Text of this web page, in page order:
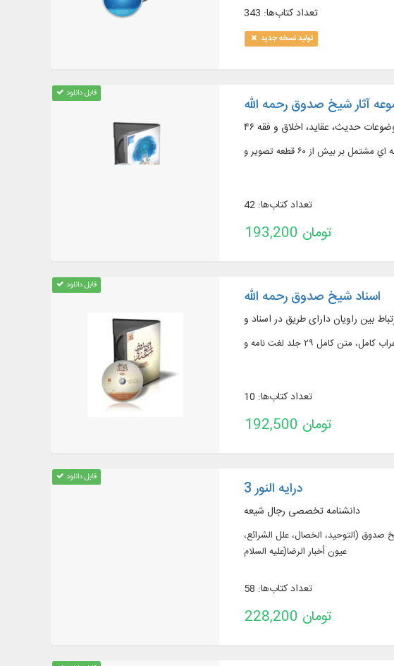
تعداد کتاب‌ها: 343
تولید نسخه جدید
قابل دانلود
آثار شیخ صدوق رحمه الله
حدیث، عقاید، اخلاق و فقه
تعداد کتاب‌ها: 42
193,200 تومان
قابل دانلود
اسناد شیخ صدوق رحمه الله
تعداد کتاب‌ها: 10
192,500 تومان
قابل دانلود
درایه النور 3
دانشنامه تخصصی رجال شیعه
شیخ صدوق (التوحید، الخصال، علل الشرائع،
عیون أخبار الرضا(علیه السلام
تعداد کتاب‌ها: 58
228,200 تومان